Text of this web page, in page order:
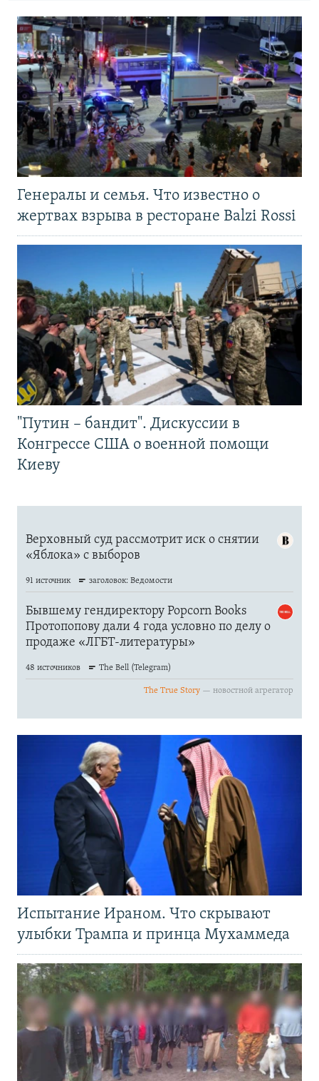
Генералы и семья. Что известно о
жертвах взрыва в ресторане Balzi Rossi
"Путин – бандит". Дискуссии в
Конгрессе США о военной помощи
Киеву
Испытание Ираном. Что скрывают
улыбки Трампа и принца Мухаммеда